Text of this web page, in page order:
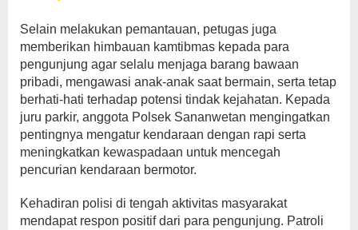
Selain melakukan pemantauan, petugas juga
memberikan himbauan kamtibmas kepada para
pengunjung agar selalu menjaga barang bawaan
pribadi, mengawasi anak-anak saat bermain, serta tetap
berhati-hati terhadap potensi tindak kejahatan. Kepada
juru parkir, anggota Polsek Sananwetan mengingatkan
pentingnya mengatur kendaraan dengan rapi serta
meningkatkan kewaspadaan untuk mencegah
pencurian kendaraan bermotor.
Kehadiran polisi di tengah aktivitas masyarakat
mendapat respon positif dari para pengunjung. Patroli